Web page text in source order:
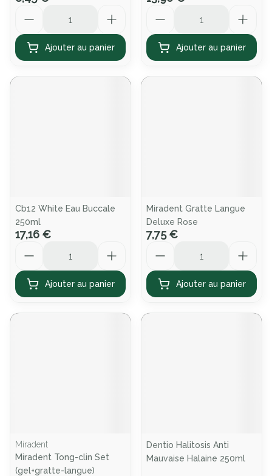
Ajouter au panier Ajouter au panier
Cb12 White Eau Buccale
250ml
17,16 €
Ajouter au panier
Miradent Gratte Langue
Deluxe Rose
7,75 €
Ajouter au panier
Miradent
Miradent Tong-clin Set
(gel+gratte-langue)
Dentio Halitosis Anti
Mauvaise Halaine 250ml